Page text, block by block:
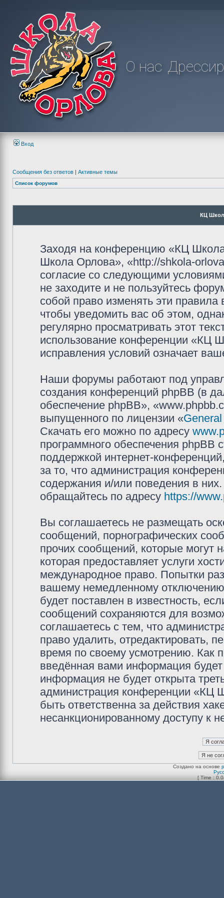
О нас
Вход
Сообщения без ответов | Активные темы
Список форумов
КЦ
Заходя на конференцию «КЦ
Школа Орлова», «http://shkola-
согласие со следующими
не заходите и не пользуйтесь
собой право изменять эти
чтобы уведомить вас об этом,
регулярно просматривать этот
использование конференции «КЦ
исправления условий означает
Наши форумы работают под
создания конференций phpBB (в
обеспечение phpBB»,
выпущенного по лицензии «
Скачать его можно по адресу
программного обеспечения phpBB
поддержкой интернет-
за то, что администрация
содержания и/или поведения в
обращайтесь по адресу https://
Вы соглашаетесь не размещать
сообщений, порнографических
прочих сообщений, которые могут
которая предоставляет услуги
международное право. Попытки
вашему немедленному
будет поставлен в известность,
сообщений сохраняются для
соглашаетесь с тем, что
право удалить, отредактировать,
время по своему усмотрению. Как
введённая вами информация
информация не будет открыта
администрация конференции «КЦ
быть ответственна за действия
несанкционированному доступу к
Создано на основе
[ Time :